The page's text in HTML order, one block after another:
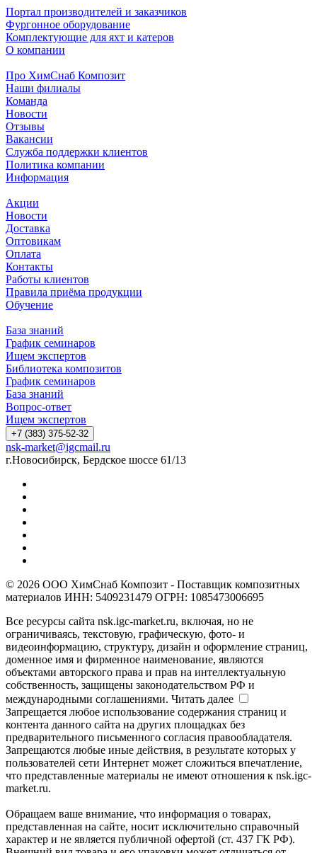
Портал производителей и заказчиков
Фургонное оборудование
Комплектующие для яхт и катеров
О компании
Про ХимСнаб Композит
Наши филиалы
Команда
Новости
Отзывы
Вакансии
Служба поддержки клиентов
Политика компании
Информация
Акции
Новости
Доставка
Оптовикам
Оплата
Контакты
Работы клиентов
Правила приёма продукции
Обучение
База знаний
График семинаров
Ищем экспертов
Библиотека композитов
График семинаров
База знаний
Вопрос-ответ
Ищем экспертов
+7 (383) 375-52-32
nsk-market@igcmail.ru
г.Новосибирск, Бердское шоссе 61/13
© 2026 ООО ХимСнаб Композит - Поставщик композитных
материалов ИНН: 5409231479 ОГРН: 1085473006695
Все ресурсы сайта nsk.igc-market.ru, включая, но не
ограничиваясь, текстовую, графическую, фото- и
видеоинформацию, структуру, дизайн и оформление страниц,
доменное имя и фирменное наименование, являются
объектами авторского права и прав на интеллектуальную
собственность, защищены законодательством РФ и
международными соглашениями. Читать далее
Запрещается любое использование содержания страниц и
контента данного сайта на других площадках без
предварительного письменного согласия правообладателя.
Запрещаются любые иные действия, в результате которых у
пользователей сети Интернет может сложиться впечатление,
что представленные материалы не имеют отношения к nsk.igc-
market.ru.
Обращаем ваше внимание, что информация о товарах,
представленная на сайте, носит исключительно справочный
характер и не является публичной офертой (ст. 437 ГК РФ).